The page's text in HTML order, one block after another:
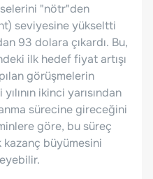
"nötr"den
seviyesine yükseltti
93 dolara çıkardı. Bu,
ilk hedef fiyat artışı
görüşmelerin
ikinci yarısından
sürecine gireceğini
göre, bu süreç
kazanç büyümesini